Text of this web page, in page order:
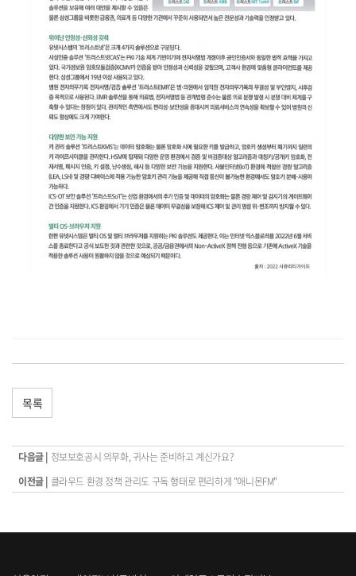
목록
다음글 | 정보보호공시 의무화, 귀사는 준비하고 계신가요?
이전글 | 클라우드 환경 정책 관리도 구독 형태로 편리하게 "애니몬FM"